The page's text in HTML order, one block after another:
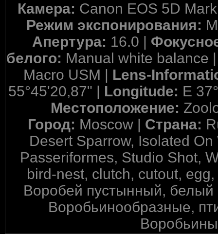
Камера: Canon EOS 5D
Режим экспонирования:
Апертура: 16.0 |
белого: Manual white balance
Macro USM | Lens-
55°45'20,87" | Longitude: E
Местоположение:
Город: Moscow | Страна:
Desert Sparrow, Isolated
Passeriformes, Studio Shot,
bird-nest, clutch, cutout,
Воробей пустынный, белый
Воробьинообразные,